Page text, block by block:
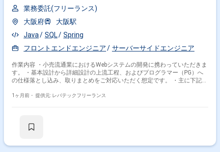
業務委託(フリーランス)
大阪府
大阪駅
Java
SQL
Spring
フロントエンドエンジニア
サーバーサイドエンジニア
作業内容 ・小売流通業におけるWebシステムの開発に携わっていただきま
す。 ・基本設計から詳細設計の上流工程、およびプログラマー（PG）へ
の仕様落とし込み、取りまとめをご対応いただく想定です。 ・主に下記作
の基本設計、詳細設計 - 製造メンバー（PG）の進捗管理、技術フォロ
1ヶ月前・ 提供元: レバテックフリーランス